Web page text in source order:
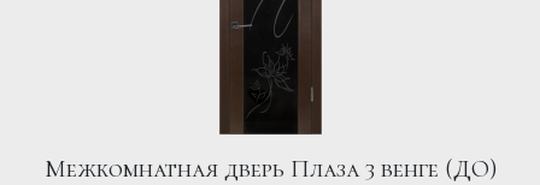
Межкомнатная дверь Плаза 3 венге (ДО)